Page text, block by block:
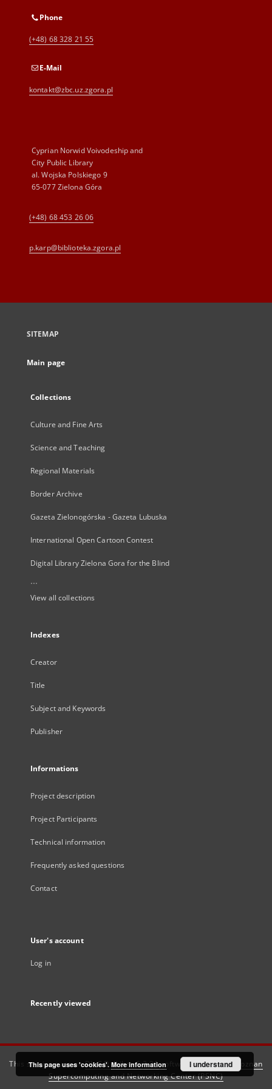
Phone
(+48) 68 328 21 55
E-Mail
kontakt@zbc.uz.zgora.pl
Cyprian Norwid Voivodeship and
City Public Library
al. Wojska Polskiego 9
65-077 Zielona Góra
(+48) 68 453 26 06
p.karp@biblioteka.zgora.pl
SITEMAP
Main page
Collections
Culture and Fine Arts
Science and Teaching
Regional Materials
Border Archive
Gazeta Zielonogórska - Gazeta Lubuska
International Open Cartoon Contest
Digital Library Zielona Gora for the Blind
...
View all collections
Indexes
Creator
Title
Subject and Keywords
Publisher
Informations
Project description
Project Participants
Technical information
Frequently asked questions
Contact
User's account
Log in
Recently viewed
This service runs onDInGO dLibra 6.3.21software created by
Poznan
Supercomputing and Networking Center (PSNC)
This page uses 'cookies'. More information I understand